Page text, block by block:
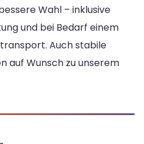
Wahl – inklusive
und bei Bedarf einem
Auch stabile
auf Wunsch zu unserem